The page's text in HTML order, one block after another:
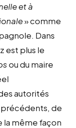
et à
» comme
Dans
est plus le
ou du maire
autorités
de
la même façon